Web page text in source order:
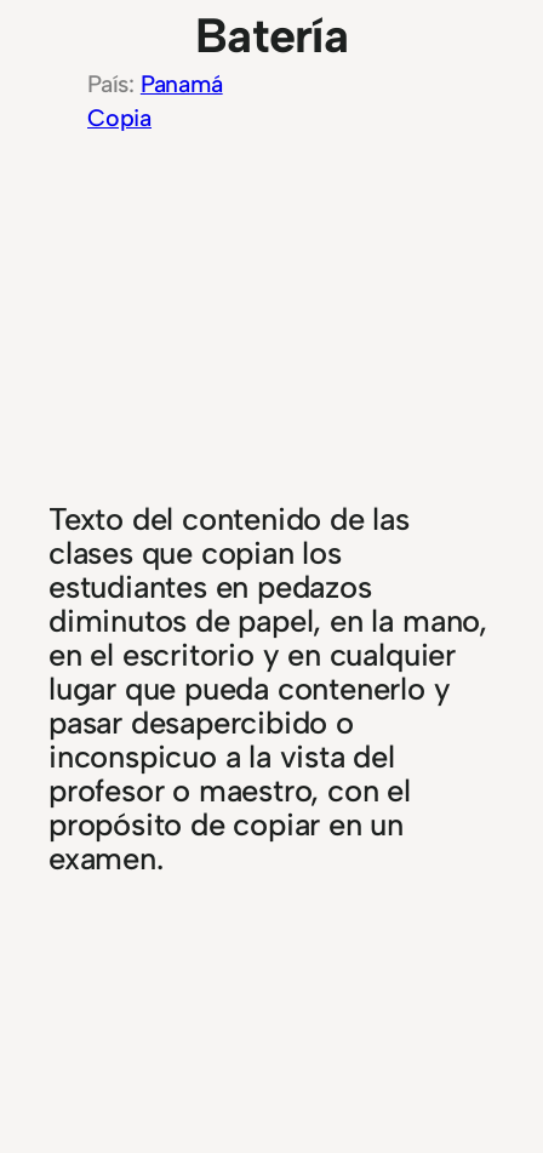
Batería
Panamá
Copia
Texto del contenido de las
clases que copian los
estudiantes en pedazos
diminutos de papel, en la mano,
en el escritorio y en cualquier
lugar que pueda contenerlo y
pasar desapercibido o
inconspicuo a la vista del
profesor o maestro, con el
propósito de copiar en un
examen.